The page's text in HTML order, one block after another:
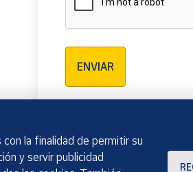
ENVIAR
la finalidad de permitir su
y servir publicidad